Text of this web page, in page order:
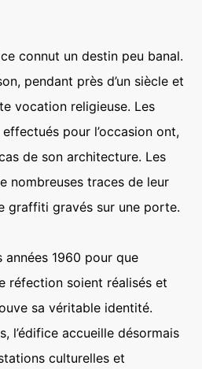
connut un destin peu banal.
pendant près d’un siècle et
vocation religieuse. Les
pour l’occasion ont,
de son architecture. Les
nombreuses traces de leur
graffiti gravés sur une porte.
1960 pour que
réfection soient réalisés et
sa véritable identité.
l’édifice accueille désormais
culturelles et